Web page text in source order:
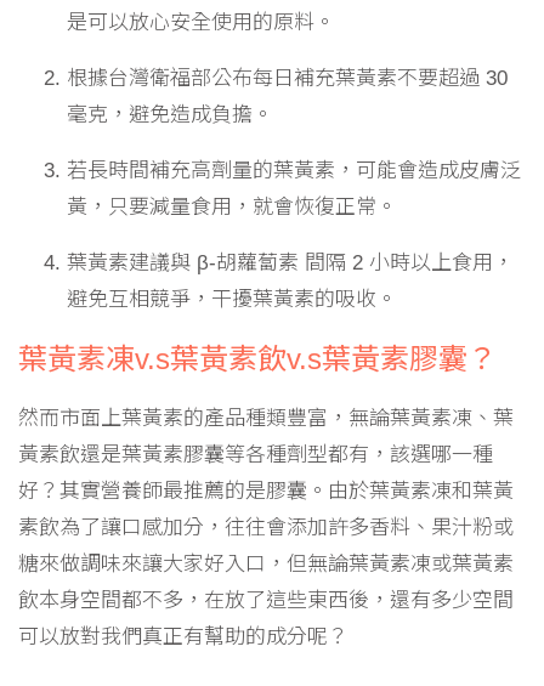
是可以放心安全使用的原料。
根據台灣衛福部公布每日補充葉黃素不要超過 30
毫克，避免造成負擔。
若長時間補充高劑量的葉黃素，可能會造成皮膚泛
黃，只要減量食用，就會恢復正常。
葉黃素建議與 β-胡蘿蔔素 間隔 2 小時以上食用，
避免互相競爭，干擾葉黃素的吸收。
葉黃素凍v.s葉黃素飲v.s葉黃素膠囊？
然而市面上葉黃素的產品種類豐富，無論葉黃素凍、葉
黃素飲還是葉黃素膠囊等各種劑型都有，該選哪一種
好？其實營養師最推薦的是膠囊。由於葉黃素凍和葉黃
素飲為了讓口感加分，往往會添加許多香料、果汁粉或
糖來做調味來讓大家好入口，但無論葉黃素凍或葉黃素
飲本身空間都不多，在放了這些東西後，還有多少空間
可以放對我們真正有幫助的成分呢？